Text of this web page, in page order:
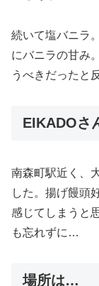
続いて塩バニラ
にバニラの甘み
うべきだったと
EIKADOさ
南森町駅近く、
した。揚げ饅頭
感じてしまうと
も忘れずに…
場所は…